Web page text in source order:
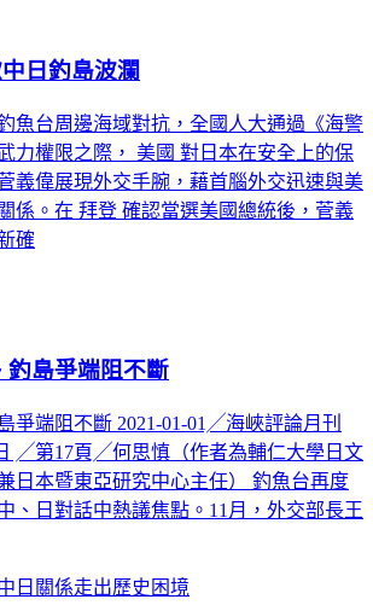
日釣島波瀾
魚台周邊海域對抗，全國人大通過《海警
力權限之際， 美國 對日本在安全上的保
義偉展現外交手腕，藉首腦外交迅速與美
係。在 拜登 確認當選美國總統後，菅義
確
釣島爭端阻不斷
爭端阻不斷 2021-01-01╱海峽評論月刊
╱第17頁╱何思慎（作者為輔仁大學日文
日本暨東亞研究中心主任） 釣魚台再度
、日對話中熱議焦點。11月，外交部長王